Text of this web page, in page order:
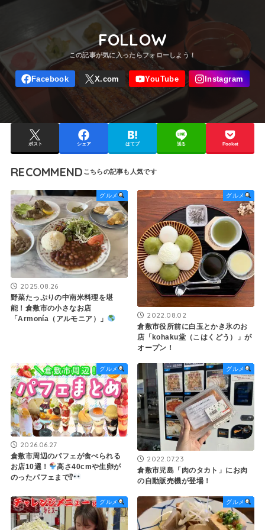
FOLLOW
ポスト シェア はてブ 送る Pocket
RECOMMEND
グルメ
2025.08.26
野菜たっぷりの中南米料理を堪
能！倉敷市の小さなお店
「Armonía（アルモニア）」
グルメ
2022.08.02
倉敷市役所前に白玉とかき氷のお
店「kohaku堂（こはくどう）」が
オープン！
グルメ
2026.06.27
倉敷市周辺のパフェが食べられる
お店10選！
高さ40cmや生卵が
のったパフェまで⁉
グルメ
2022.07.23
倉敷市児島「肉のタカト」にお肉
の自動販売機が登場！
グルメ グルメ